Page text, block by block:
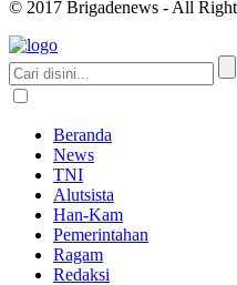
© 2017 Brigadenews - All
Beranda
News
TNI
Alutsista
Han-Kam
Pemerintahan
Ragam
Redaksi